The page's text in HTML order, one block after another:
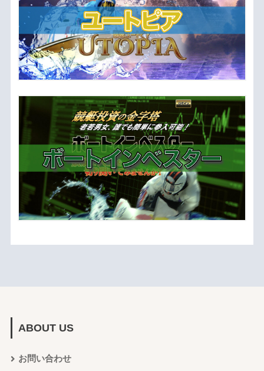
ABOUT US
お問い合わせ